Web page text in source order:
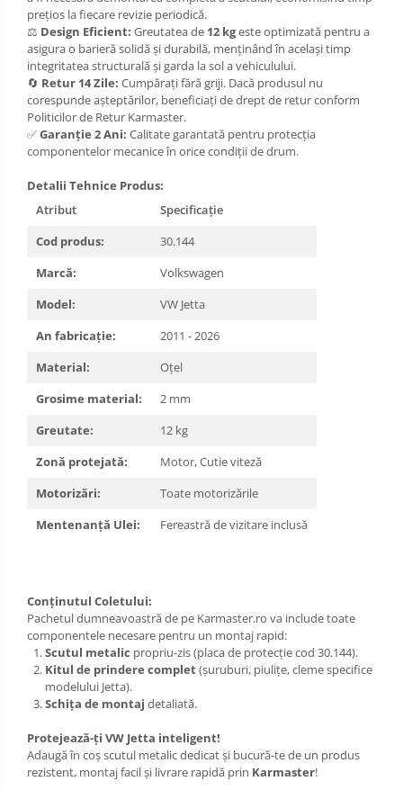
Carlige Xpeng
Carlige Xpeng G6
Carlige Xpeng G9
prețios la fiecare revizie periodică.
⚖️ Design Eficient: Greutatea de 12 kgeste optimizată pentru a
asigura o barieră solidă și durabilă, menținând în același timp
integritatea structurală și garda la sol a vehiculului.
🔄 Retur 14 Zile: Cumpărați fără griji. Dacă produsul nu
corespunde așteptărilor, beneficiați de drept de retur conform
Politicilor de Retur Karmaster.
✅Garanție 2 Ani: Calitate garantată pentru protecția
componentelor mecanice în orice condiții de drum.
Detalii Tehnice Produs:
Atribut
Specificație
Cod produs:
30.144
Marcă:
Volkswagen
Model:
VW Jetta
An fabricație:
2011 - 2026
Material:
Oțel
Grosime material:
2 mm
Greutate:
12 kg
Zonă protejată:
Motor, Cutie viteză
Motorizări:
Toate motorizările
Mentenanță Ulei:
Fereastră de vizitare inclusă
Conținutul Coletului:
Pachetul dumneavoastră de pe Karmaster.ro va include toate
componentele necesare pentru un montaj rapid:
Scutul metalic propriu-zis (placa de protecție cod 30.144).
Kitul de prindere complet(șuruburi, piulițe, cleme specifice
modelului Jetta).
Schița de montaj detaliată.
Protejează-ți VW Jetta inteligent!
Adaugă în coș scutul metalic dedicat și bucură-te de un produs
rezistent, montaj facil și livrare rapidă prin Karmaster!